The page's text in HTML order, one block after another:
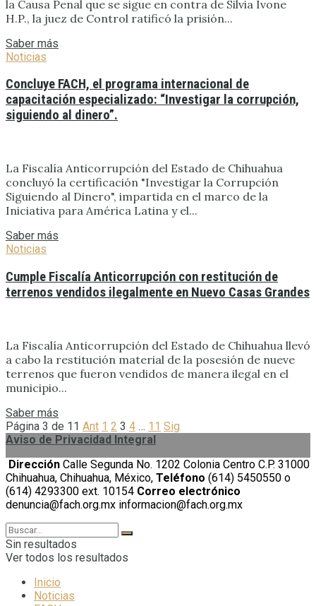
la Causa Penal que se sigue en contra de Silvia Ivone
H.P., la juez de Control ratificó la prisión...
Saber más
Noticias
Concluye FACH, el programa internacional de
capacitación especializado: “Investigar la corrupción,
siguiendo al dinero”.
La Fiscalía Anticorrupción del Estado de Chihuahua
concluyó la certificación "Investigar la Corrupción
Siguiendo al Dinero", impartida en el marco de la
Iniciativa para América Latina y el...
Saber más
Noticias
Cumple Fiscalía Anticorrupción con restitución de
terrenos vendidos ilegalmente en Nuevo Casas Grandes
La Fiscalía Anticorrupción del Estado de Chihuahua llevó
a cabo la restitución material de la posesión de nueve
terrenos que fueron vendidos de manera ilegal en el
municipio...
Saber más
Página 3 de 11 Ant 1 2 3 4 … 11 Sig
Aviso de Privacidad Integral
Dirección Calle Segunda No. 1202 Colonia Centro C.P. 31000
Chihuahua, Chihuahua, México, Teléfono (614) 5450550 o
(614) 4293300 ext. 10154 Correo electrónico
denuncia@fach.org.mx informacion@fach.org.mx
Sin resultados
Ver todos los resultados
Inicio
Noticias